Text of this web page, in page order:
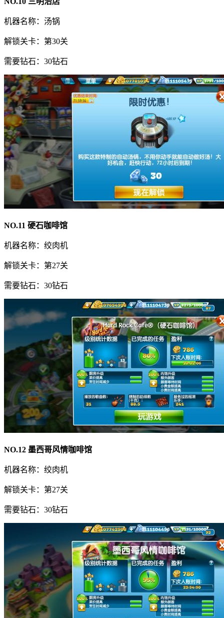
机器名称：汤锅
解锁关卡：第30关
需要钻石：30钻石
NO.11 硬石咖啡馆
机器名称：绞肉机
解锁关卡：第27关
需要钻石：30钻石
NO.12 墨西哥风情咖啡馆
机器名称：绞肉机
解锁关卡：第27关
需要钻石：30钻石